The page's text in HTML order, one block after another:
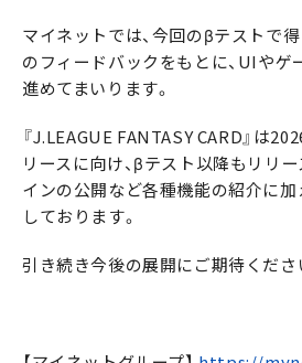
マイネットでは、今回のβテストで
のフィードバックをもとに、UIやゲ
進めてまいります。
『J.LEAGUE FANTASY CARD』は
リースに向け、βテスト以降もリリ
インの公開など各種機能の紹介に加
しております。
引き続き今後の展開にご期待くださ